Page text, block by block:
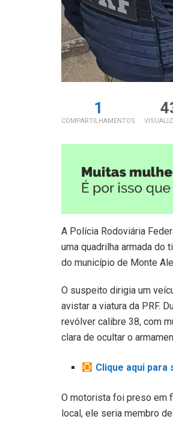
1
COMPARTILHAMENTOS
A Polícia Rodoviária
uma quadrilha armada do
do município de Monte
O suspeito dirigia um
avistar a viatura da PRF.
revólver calibre 38, com
clara de ocultar o
Clique aqui para
O motorista foi preso em
local, ele seria membro